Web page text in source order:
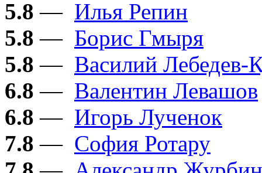
5.8 — Илья Репин
5.8 — Борис Гмыря
5.8 — Василий Лебедев-
6.8 — Валентин Левашов
6.8 — Игорь Лученок
7.8 — София Ротару